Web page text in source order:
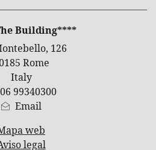
Building****
126
Rome
Italy
06 99340300
Email
web
legal